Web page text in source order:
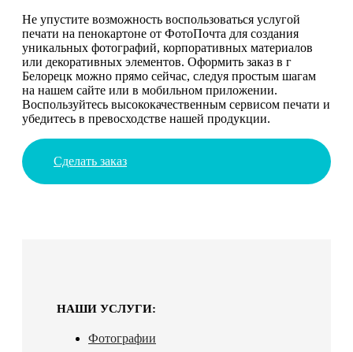
Не упустите возможность воспользоваться услугой
печати на пенокартоне от ФотоПочта для создания
уникальных фотографий, корпоративных материалов
или декоративных элементов. Оформить заказ в г
Белорецк можно прямо сейчас, следуя простым шагам
на нашем сайте или в мобильном приложении.
Воспользуйтесь высококачественным сервисом печати и
убедитесь в превосходстве нашей продукции.
Сделать заказ
НАШИ УСЛУГИ:
Фотографии